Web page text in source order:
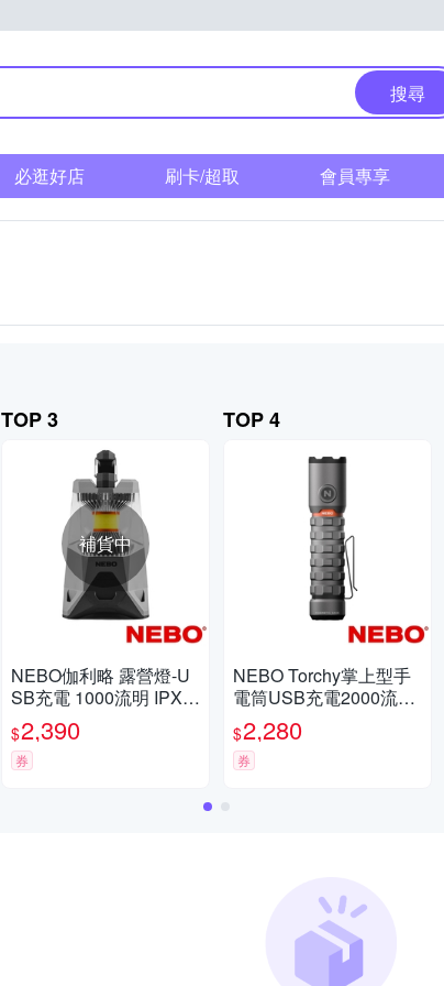
搜尋
必逛好店 刷卡/超取 會員專享
TOP 3
補貨中
NEBO伽利略 露營燈-U
SB充電 1000流明 IPX4
(NEB-LTN-0004-G)
$2,390
券
TOP 4
NEBO Torchy掌上型手
電筒USB充電2000流明I
PX6(NEB-FLT-1006-G)
$2,280
券